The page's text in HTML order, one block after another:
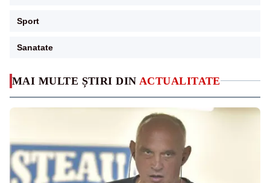
MAI MULTE ȘTIRI DIN ACTUALITATE
Sport
Sanatate